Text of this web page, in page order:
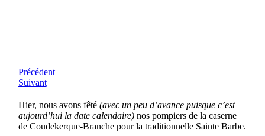
Précédent
Suivant
Hier, nous avons fêté (avec un peu d’avance puisque c’est
aujourd’hui la date calendaire)nos pompiers de la caserne
de Coudekerque-Branche pour la traditionnelle Sainte Barbe.